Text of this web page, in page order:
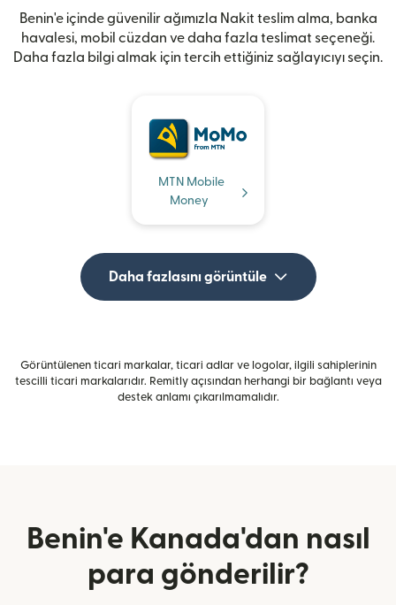
Benin'e içinde güvenilir ağımızla Nakit teslim alma, banka
havalesi, mobil cüzdan ve daha fazla teslimat seçeneği.
Daha fazla bilgi almak için tercih ettiğiniz sağlayıcıyı seçin.
MTN Mobile
Money
Daha fazlasını görüntüle
Görüntülenen ticari markalar, ticari adlar ve logolar, ilgili sahiplerinin
tescilli ticari markalarıdır. Remitly açısından herhangi bir bağlantı veya
destek anlamı çıkarılmamalıdır.
Benin'e Kanada'dan nasıl
para gönderilir?